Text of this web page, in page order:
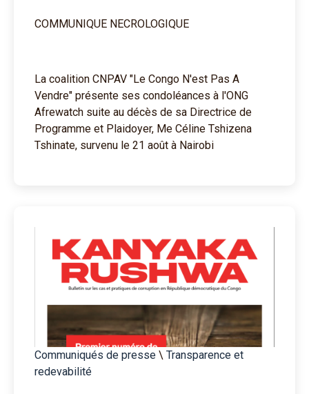
COMMUNIQUE NECROLOGIQUE
La coalition CNPAV "Le Congo N'est Pas A
Vendre" présente ses condoléances à l'ONG
Afrewatch suite au décès de sa Directrice de
Programme et Plaidoyer, Me Céline Tshizena
Tshinate, survenu le 21 août à Nairobi
Communiqués de presse \ Transparence et
redevabilité